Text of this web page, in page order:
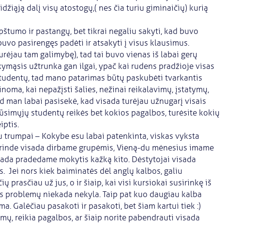
dalį visų atostogų,( nes čia turiu giminaičių) kurią
ir pastangų, bet tikrai negaliu sakyti, kad buvo
pasirengęs padėti ir atsakyti į visus klausimus.
tam galimybę), tad tai buvo vienas iš labai gerų
užtrunka gan ilgai, ypač kai rudens pradžioje visas
tad mano patarimas būtų paskubėti tvarkantis
kai nepažįsti šalies, nežinai reikalavimų, įstatymų,
man labai pasisekė, kad visada turėjau užnugarį visais
studentų reikės bet kokios pagalbos, turėsite kokių
– Kokybe esu labai patenkinta, viskas vyksta
visada dirbame grupėmis, Vieną-du mėnesius imame
pradedame mokytis kažką kito. Dėstytojai visada
Jei nors kiek baiminatės dėl anglų kalbos, galiu
prasčiau už jus, o ir šiaip, kai visi kursiokai susirinkę iš
niekada nekyla. Taip pat kuo daugiau kalba
Galėčiau pasakoti ir pasakoti, bet šiam kartui tiek :)
reikia pagalbos, ar šiaip norite pabendrauti visada